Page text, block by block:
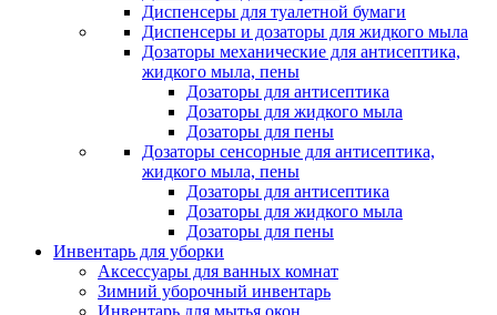
Диспенсеры для туалетной бумаги
Диспенсеры и дозаторы для жидкого мыла
Дозаторы механические для антисептика,
жидкого мыла, пены
Дозаторы для антисептика
Дозаторы для жидкого мыла
Дозаторы для пены
Дозаторы сенсорные для антисептика,
жидкого мыла, пены
Дозаторы для антисептика
Дозаторы для жидкого мыла
Дозаторы для пены
Инвентарь для уборки
Аксессуары для ванных комнат
Зимний уборочный инвентарь
Инвентарь для мытья окон